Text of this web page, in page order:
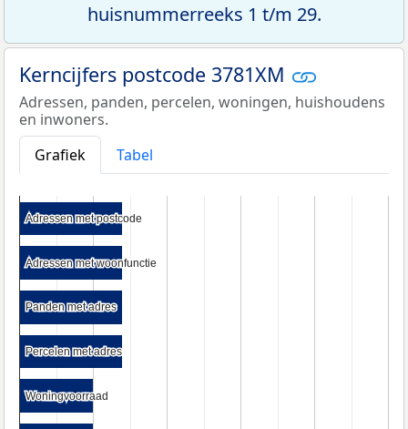
huisnummerreeks 1 t/m 29.
Kerncijfers postcode 3781XM
Adressen, panden, percelen, woningen, huishoudens
en inwoners.
Grafiek
Tabel
Adressen met postcode
Adressen met postcode
Adressen met woonfunctie
Adressen met woonfunctie
Panden met adres
Panden met adres
Percelen met adres
Percelen met adres
Woningvoorraad
Woningvoorraad